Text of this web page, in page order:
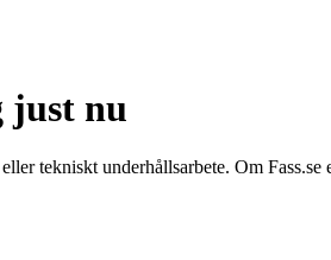
just nu
tekniskt underhållsarbete. Om